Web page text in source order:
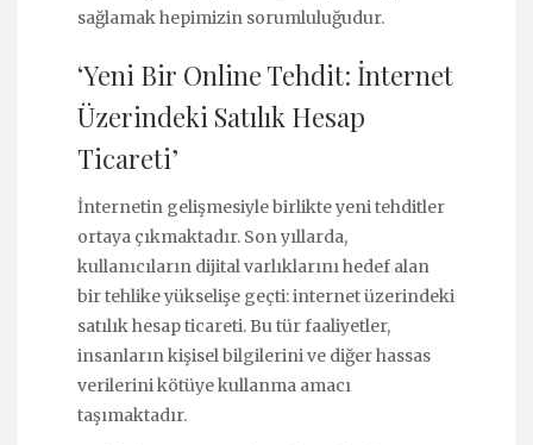
sağlamak hepimizin sorumluluğudur.
‘Yeni Bir Online Tehdit: İnternet
Üzerindeki Satılık Hesap
Ticareti’
İnternetin gelişmesiyle birlikte yeni tehditler
ortaya çıkmaktadır. Son yıllarda,
kullanıcıların dijital varlıklarını hedef alan
bir tehlike yükselişe geçti: internet üzerindeki
satılık hesap ticareti. Bu tür faaliyetler,
insanların kişisel bilgilerini ve diğer hassas
verilerini kötüye kullanma amacı
taşımaktadır.